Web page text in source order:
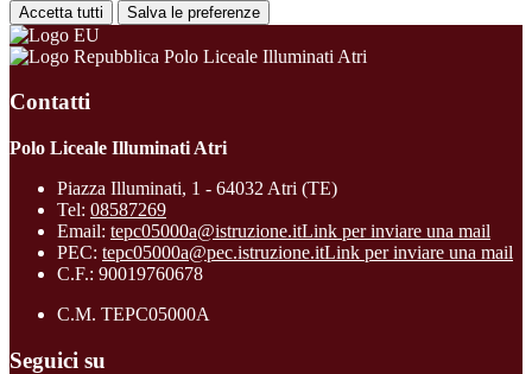
Accetta tutti Salva le preferenze
Polo Liceale Illuminati Atri
Contatti
Polo Liceale Illuminati Atri
Piazza Illuminati, 1 - 64032 Atri (TE)
Tel: 08587269
Email: tepc05000a@istruzione.itLink per inviare una mail
PEC: tepc05000a@pec.istruzione.itLink per inviare una mail
C.F.: 90019760678
C.M. TEPC05000A
Seguici su